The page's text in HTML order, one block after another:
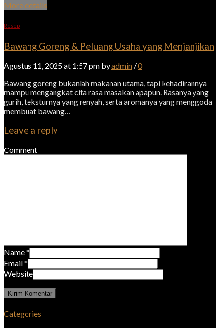
More details
Resep
Bawang Goreng & Peluang Usaha yang Menjanjikan
Agustus 11, 2025 at 1:57 pm byadmin /0
Bawang goreng bukanlah makanan utama, tapi kehadirannya
mampu mengangkat cita rasa masakan apapun. Rasanya yang
gurih, teksturnya yang renyah, serta aromanya yang menggoda
membuat bawang…
Leave a reply
Comment
Name*
Email*
Website
Categories